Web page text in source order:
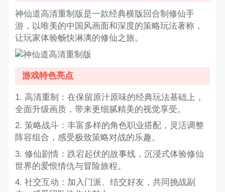
神仙道高清重制版是一款经典横版回合制修仙手
游，以唯美的中国风画面和深度的策略玩法著称，
让玩家体验畅快淋漓的修仙之旅。
游戏特色亮点
1. 高清重制：在保留原汁原味的经典玩法基础上，
全面升级画质，带来更细腻精美的视觉享受。
2. 策略战斗：丰富多样的角色职业搭配，灵活调整
阵容组合，感受极致策略对战的乐趣。
3. 修仙剧情：跌宕起伏的故事线，沉浸式体验修仙
世界的爱恨情仇与冒险旅程。
4. 社交互动：加入门派、结交好友，共同挑战副